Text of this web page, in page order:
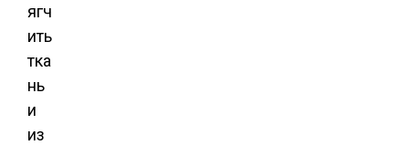
ягч
ить
тка
нь
и
из